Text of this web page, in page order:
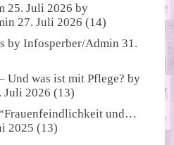
25. Juli 2026 by
27. Juli 2026 (14)
byInfosperber/Admin 31.
was ist mit Pflege? by
Juli 2026 (13)
und…
2025 (13)